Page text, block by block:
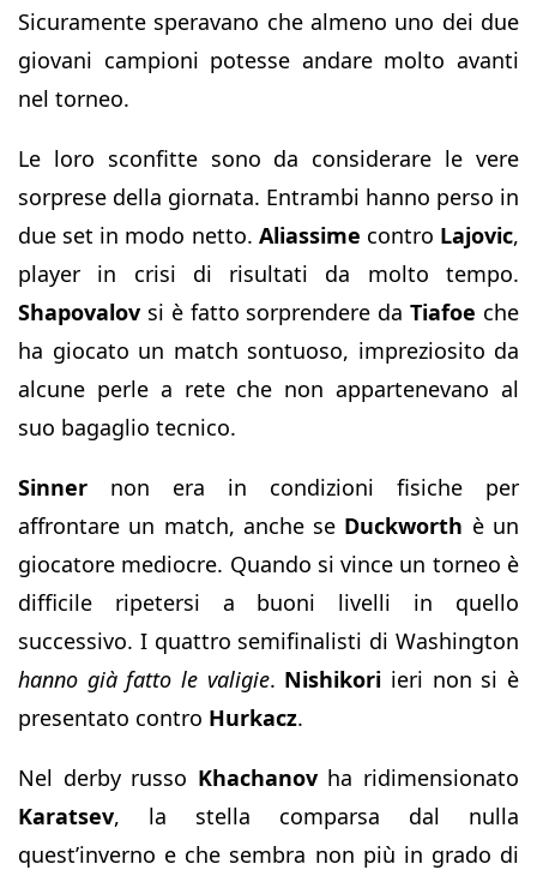
Sicuramente speravano che almeno uno dei due
giovani campioni potesse andare molto avanti
nel torneo.
Le loro sconfitte sono da considerare le vere
sorprese della giornata. Entrambi hanno perso in
due set in modo netto. Aliassime contro Lajovic,
player in crisi di risultati da molto tempo.
Shapovalov si è fatto sorprendere daTiafoe che
ha giocato un match sontuoso, impreziosito da
alcune perle a rete che non appartenevano al
suo bagaglio tecnico.
Sinner non era in condizioni fisiche per
affrontare un match, anche se Duckworth è un
giocatore mediocre. Quando si vince un torneo è
difficile ripetersi a buoni livelli in quello
successivo. I quattro semifinalisti di Washington
hanno già fatto le valigie. Nishikori ieri non si è
presentato contro Hurkacz.
Nel derby russo Khachanovha ridimensionato
Karatsev, la stella comparsa dal nulla
quest’inverno e che sembra non più in grado di